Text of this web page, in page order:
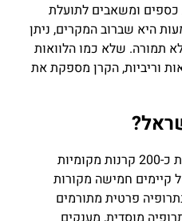
כספים ומשאבים לתועלת
היא שברוב המקרים, ניתן
תמורה. שלא כמו הלוואות
וריביות, הקרן מספקת את
לפי ויקיפדיה, בישראל פועלות כ-200 קרנות מקומיות
קיימים חמישה מקורות
פרטית מתורמים